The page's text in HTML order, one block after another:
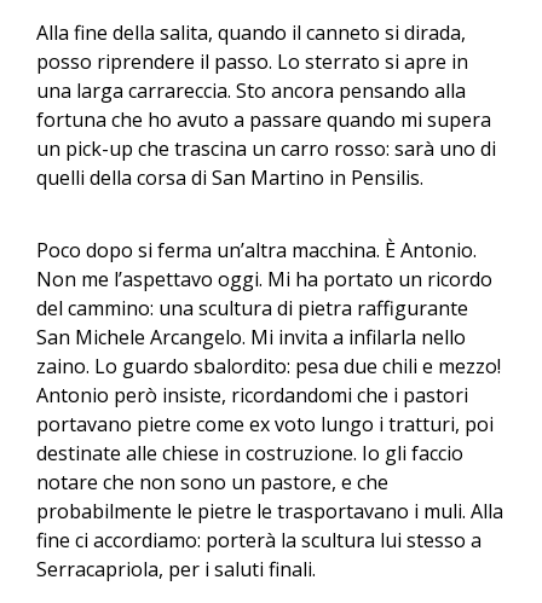
Alla fine della salita, quando il canneto si dirada,
posso riprendere il passo. Lo sterrato si apre in
una larga carrareccia. Sto ancora pensando alla
fortuna che ho avuto a passare quando mi supera
un pick-up che trascina un carro rosso: sarà uno di
quelli della corsa di San Martino in Pensilis.
Poco dopo si ferma un’altra macchina. È Antonio.
Non me l’aspettavo oggi. Mi ha portato un ricordo
del cammino: una scultura di pietra raffigurante
San Michele Arcangelo. Mi invita a infilarla nello
zaino. Lo guardo sbalordito: pesa due chili e mezzo!
Antonio però insiste, ricordandomi che i pastori
portavano pietre come ex voto lungo i tratturi, poi
destinate alle chiese in costruzione. Io gli faccio
notare che non sono un pastore, e che
probabilmente le pietre le trasportavano i muli. Alla
fine ci accordiamo: porterà la scultura lui stesso a
Serracapriola, per i saluti finali.